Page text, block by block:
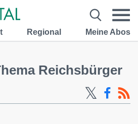
Regional Meine Abos
Reichsbürger